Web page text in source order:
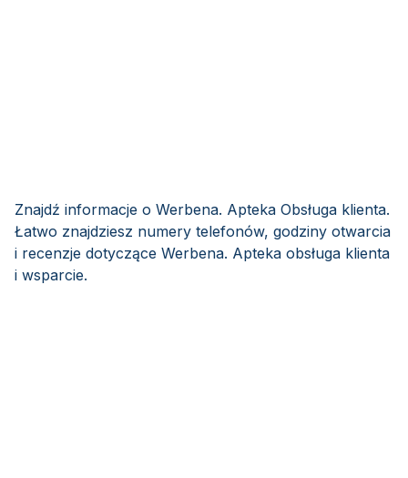
Znajdź informacje o Werbena. Apteka Obsługa klienta.
Łatwo znajdziesz numery telefonów, godziny otwarcia
i recenzje dotyczące Werbena. Apteka obsługa klienta
i wsparcie.